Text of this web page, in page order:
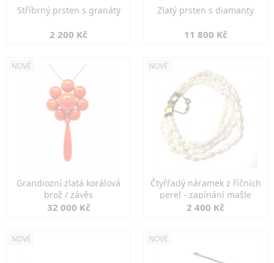
Stříbrný prsten s granáty
2 200 Kč
Zlatý prsten s diamanty
11 800 Kč
NOVÉ
Grandiozní zlatá korálová
brož / závěs
32 000 Kč
NOVÉ
Čtyřřadý náramek z říčních
perel - zapínání mašle
2 400 Kč
NOVÉ NOVÉ